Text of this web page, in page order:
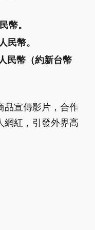
幣。
民幣。
民幣（約新台幣
品宣傳影片，合作
網紅，引發外界高